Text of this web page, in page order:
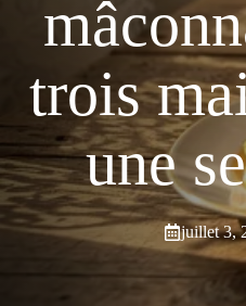
trois
une
juillet 3,